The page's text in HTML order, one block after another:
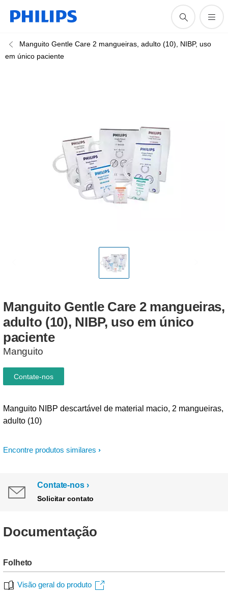
Manguito Gentle Care 2 mangueiras, adulto (10), NIBP, uso
em único paciente
Manguito Gentle Care 2 mangueiras,
adulto (10), NIBP, uso em único
paciente
Manguito
Encontre produtos similares
Manguito NIBP descartável de material macio, 2 mangueiras,
adulto (10)
Contate-nos
Contate-nos
Solicitar contato
Documentação
Folheto
Visão geral do produto